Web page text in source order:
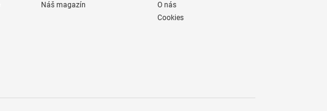
Náš magazín
O nás
Cookies